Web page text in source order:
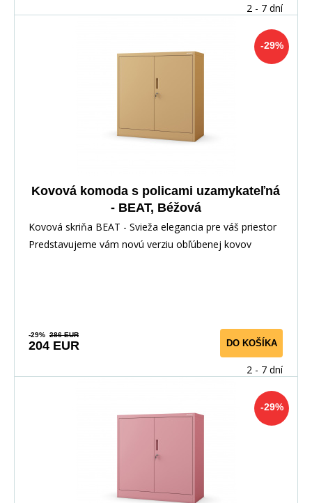
2 - 7 dní
-29%
Kovová komoda s policami uzamykateľná
- BEAT, Béžová
Kovová skriňa BEAT - Svieža elegancia pre váš priestor
Predstavujeme vám novú verziu obľúbenej kovov
-29% 286 EUR
204 EUR DO KOŠÍKA
2 - 7 dní
-29%